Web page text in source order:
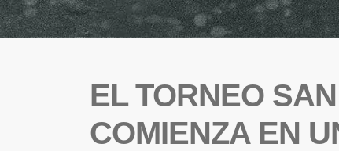
EL TORNEO
COMIENZA EN